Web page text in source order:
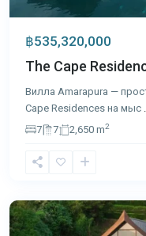
฿535,320,000
The Cape
Вилла Amarapura —
Cape Residences на мыс
7
7 2,650 m2
Яму